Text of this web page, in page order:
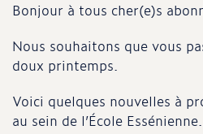
Bonjour à tous cher(e)s
Nous souhaitons que vous
doux printemps.
Voici quelques nouvelles à
au sein de l’École Essénienne.